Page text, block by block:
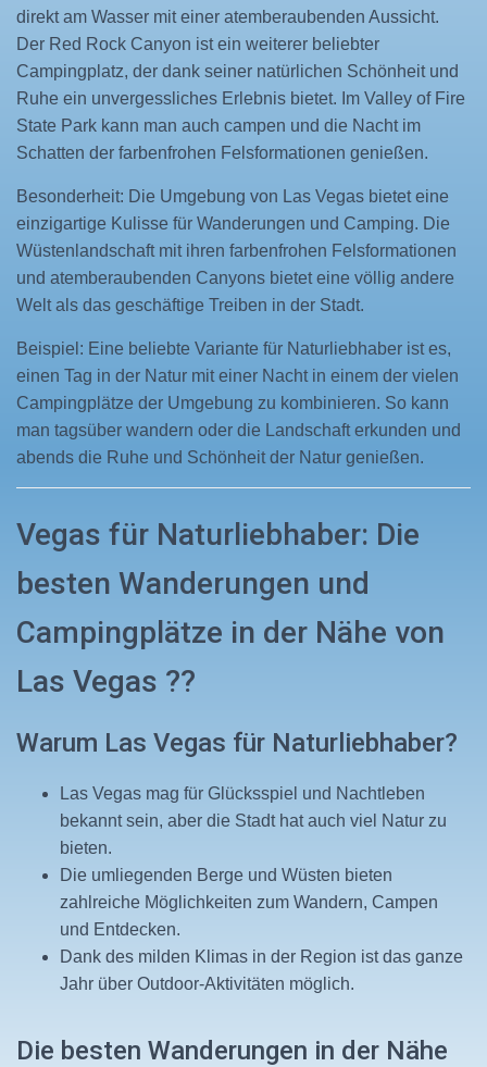
direkt am Wasser mit einer atemberaubenden Aussicht.
Der Red Rock Canyon ist ein weiterer beliebter
Campingplatz, der dank seiner natürlichen Schönheit und
Ruhe ein unvergessliches Erlebnis bietet. Im Valley of Fire
State Park kann man auch campen und die Nacht im
Schatten der farbenfrohen Felsformationen genießen.
Besonderheit: Die Umgebung von Las Vegas bietet eine
einzigartige Kulisse für Wanderungen und Camping. Die
Wüstenlandschaft mit ihren farbenfrohen Felsformationen
und atemberaubenden Canyons bietet eine völlig andere
Welt als das geschäftige Treiben in der Stadt.
Beispiel: Eine beliebte Variante für Naturliebhaber ist es,
einen Tag in der Natur mit einer Nacht in einem der vielen
Campingplätze der Umgebung zu kombinieren. So kann
man tagsüber wandern oder die Landschaft erkunden und
abends die Ruhe und Schönheit der Natur genießen.
Vegas für Naturliebhaber: Die
besten Wanderungen und
Campingplätze in der Nähe von
Las Vegas ??️
Warum Las Vegas für Naturliebhaber?
Las Vegas mag für Glücksspiel und Nachtleben
bekannt sein, aber die Stadt hat auch viel Natur zu
bieten.
Die umliegenden Berge und Wüsten bieten
zahlreiche Möglichkeiten zum Wandern, Campen
und Entdecken.
Dank des milden Klimas in der Region ist das ganze
Jahr über Outdoor-Aktivitäten möglich.
Die besten Wanderungen in der Nähe